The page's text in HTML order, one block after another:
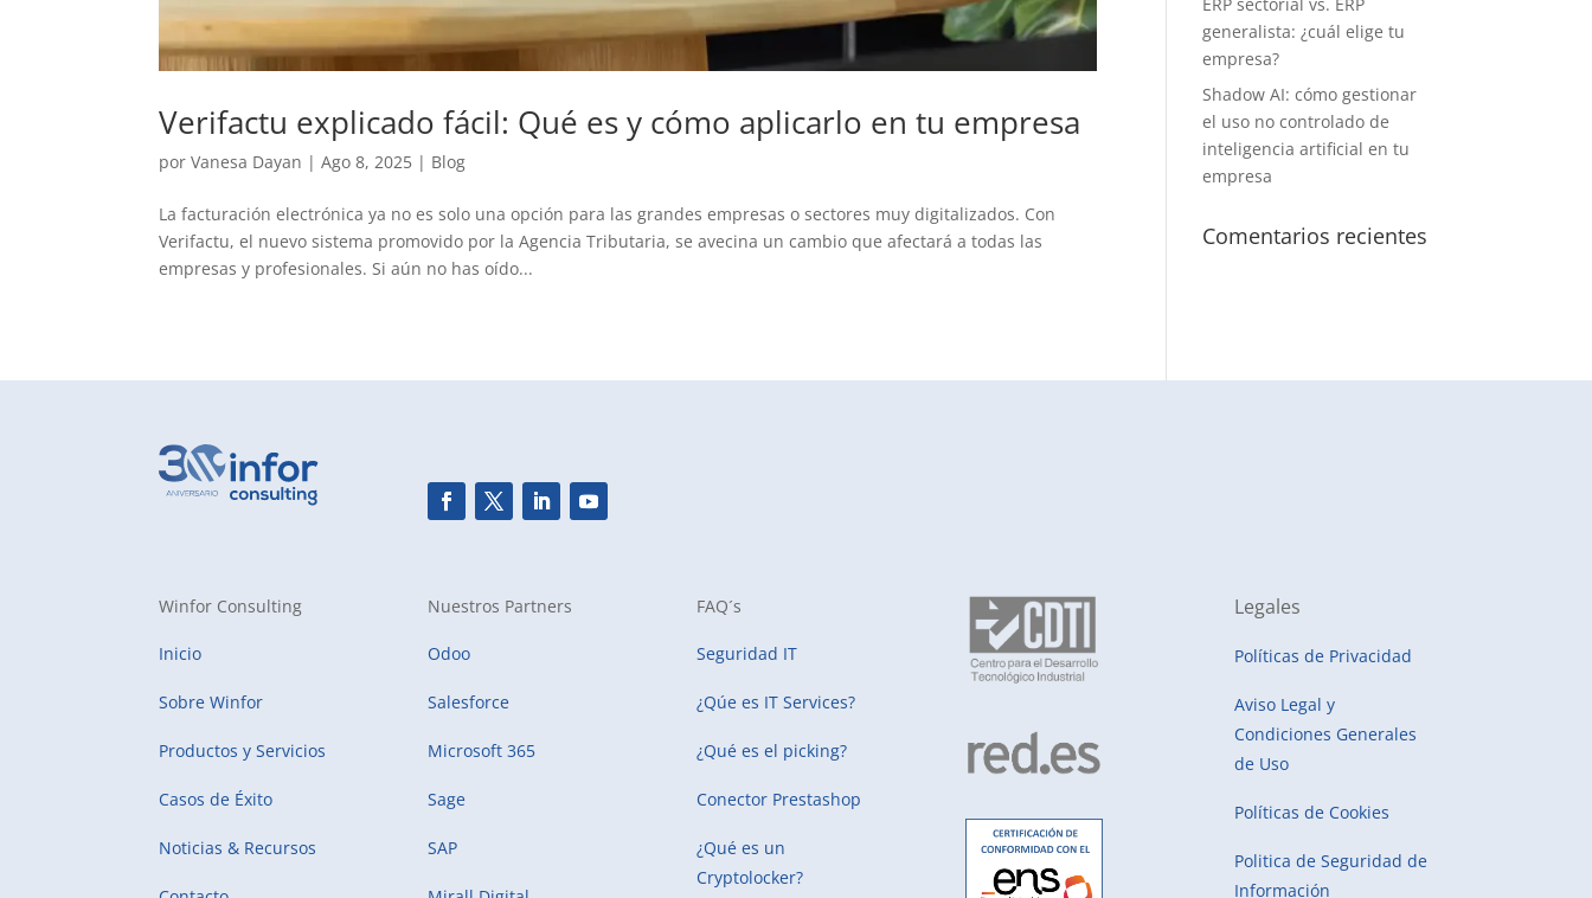
Verifactu explicado fácil: Qué es y cómo aplicarlo en tu empresa
porVanesa Dayan |Ago 8, 2025 | Blog
La facturación electrónica ya no es solo una opción para las grandes empresas o sectores muy digitalizados. Con
Verifactu, el nuevo sistema promovido por la Agencia Tributaria, se avecina un cambio que afectará a todas las
empresas y profesionales. Si aún no has oído...
generalista: ¿cuál elige tu
empresa?
Shadow AI: cómo gestionar
el uso no controlado de
inteligencia artificial en tu
empresa
Comentarios recientes
Winfor Consulting
Inicio
Sobre Winfor
Productos y Servicios
Casos de Éxito
Noticias & Recursos
Nuestros Partners
Odoo
Salesforce
Microsoft 365
Sage
SAP
FAQ´s
Seguridad IT
¿Qúe es IT Services?
¿Qué es el picking?
Conector Prestashop
¿Qué es un
Cryptolocker?
Legales
Políticas de Privacidad
Aviso Legal y
Condiciones Generales
de Uso
Políticas de Cookies
Politica de Seguridad de
Información